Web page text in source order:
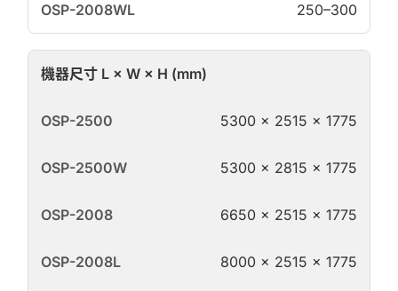
250–300
機器尺寸 L × W × H (mm)
5300 × 2515 × 1775
5300 × 2815 × 1775
6650 × 2515 × 1775
8000 × 2515 × 1775